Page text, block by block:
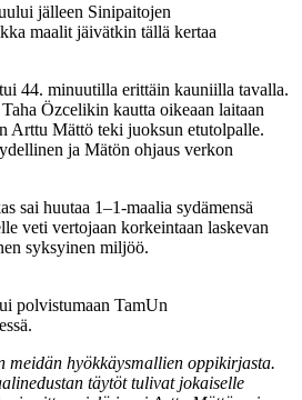
jälleen Sinipaitojen
maalit jäivätkin tällä kertaa
44. minuutilla erittäin kauniilla tavalla.
Özcelikin kautta oikeaan laitaan
Arttu Mättö teki juoksun etutolpalle.
ja Mätön ohjaus verkon
sai huutaa 1–1-maalia sydämensä
veti vertojaan korkeintaan laskevan
syksyinen miljöö.
polvistumaan TamUn
meidän hyökkäysmallien oppikirjasta.
täytöt tulivat jokaiselle